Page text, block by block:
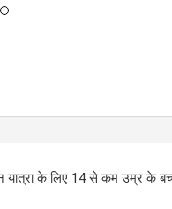
यात्रा के लिए 14 से कम उम्र के